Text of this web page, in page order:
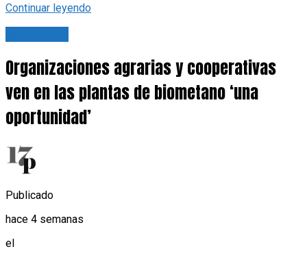
Continuar leyendo
Organizaciones agrarias y cooperativas
ven en las plantas de biometano ‘una
oportunidad’
Publicado
hace 4 semanas
el